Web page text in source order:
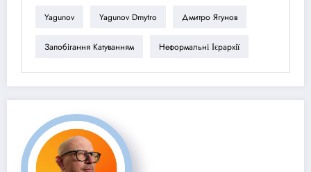
Yagunov Yagunov Dmytro Дмитро Ягунов
Запобігання Катуванням Неформальні Ієрархії